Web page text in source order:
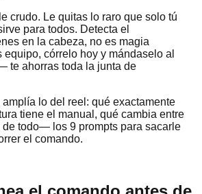
crudo. Le quitas lo raro que solo tú
para todos. Detecta el
en la cabeza, no es magia
córrelo hoy y mándaselo al
te ahorras toda la junta de
lo del reel: qué exactamente
tiene el manual, qué cambia entre
todo— los 9 prompts para sacarle
el comando.